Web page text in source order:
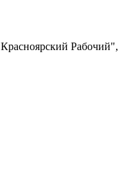
Рабочий",